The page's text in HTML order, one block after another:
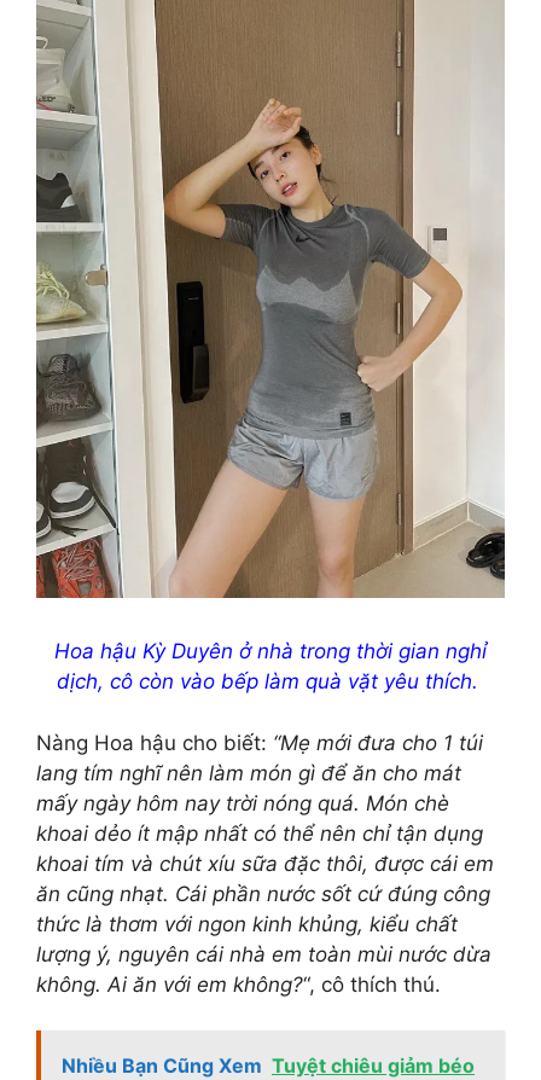
Hoa hậu Kỳ Duyên ở nhà trong thời gian nghỉ
dịch, cô còn vào bếp làm quà vặt yêu thích.
Nàng Hoa hậu cho biết: “Mẹ mới đưa cho 1 túi
lang tím nghĩ nên làm món gì để ăn cho mát
mấy ngày hôm nay trời nóng quá. Món chè
khoai dẻo ít mập nhất có thể nên chỉ tận dụng
khoai tím và chút xíu sữa đặc thôi, được cái em
ăn cũng nhạt. Cái phần nước sốt cứ đúng công
thức là thơm với ngon kinh khủng, kiểu chất
lượng ý, nguyên cái nhà em toàn mùi nước dừa
không. Ai ăn với em không?“, cô thích thú.
Nhiều Bạn Cũng Xem Tuyệt chiêu giảm béo